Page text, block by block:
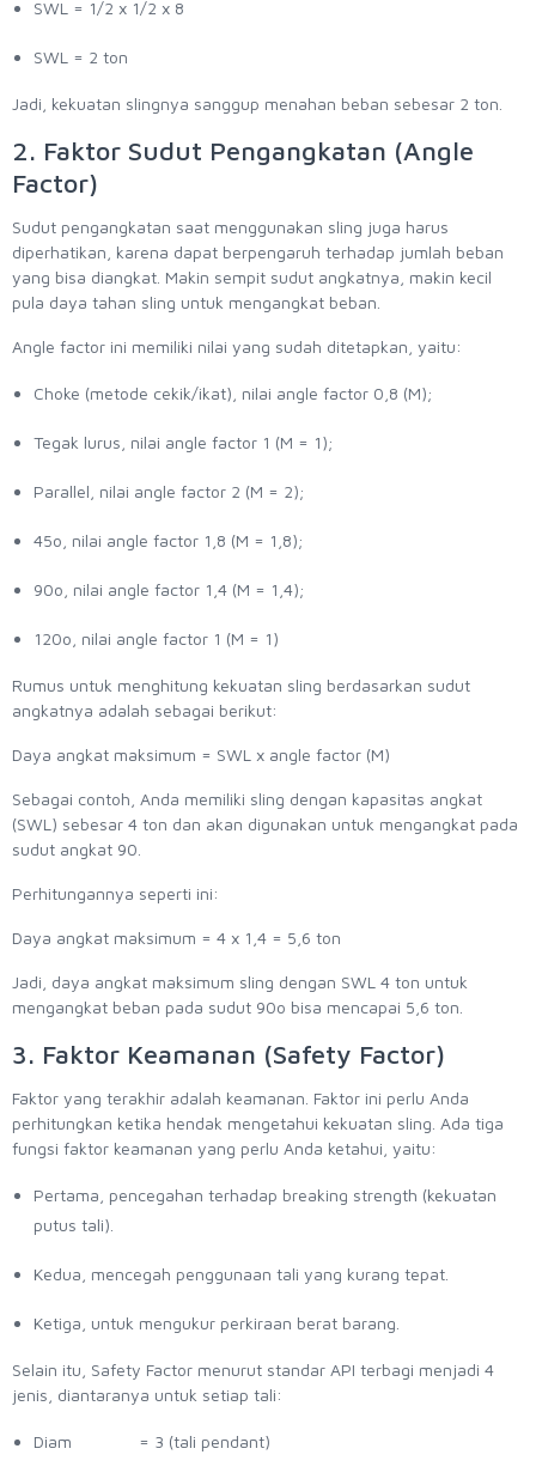
SWL = 1/2 x 1/2 x 8
SWL = 2 ton
Jadi, kekuatan slingnya sanggup menahan beban sebesar 2 ton.
2. Faktor Sudut Pengangkatan (Angle
Factor)
Sudut pengangkatan saat menggunakan sling juga harus
diperhatikan, karena dapat berpengaruh terhadap jumlah beban
yang bisa diangkat. Makin sempit sudut angkatnya, makin kecil
pula daya tahan sling untuk mengangkat beban.
Angle factor ini memiliki nilai yang sudah ditetapkan, yaitu:
Choke (metode cekik/ikat), nilai angle factor 0,8 (M);
Tegak lurus, nilai angle factor 1 (M = 1);
Parallel, nilai angle factor 2 (M = 2);
45o, nilai angle factor 1,8 (M = 1,8);
90o, nilai angle factor 1,4 (M = 1,4);
120o, nilai angle factor 1 (M = 1)
Rumus untuk menghitung kekuatan sling berdasarkan sudut
angkatnya adalah sebagai berikut:
Daya angkat maksimum = SWL x angle factor (M)
Sebagai contoh, Anda memiliki sling dengan kapasitas angkat
(SWL) sebesar 4 ton dan akan digunakan untuk mengangkat pada
sudut angkat 90.
Perhitungannya seperti ini:
Daya angkat maksimum = 4 x 1,4 = 5,6 ton
Jadi, daya angkat maksimum sling dengan SWL 4 ton untuk
mengangkat beban pada sudut 90o bisa mencapai 5,6 ton.
3. Faktor Keamanan (Safety Factor)
Faktor yang terakhir adalah keamanan. Faktor ini perlu Anda
perhitungkan ketika hendak mengetahui kekuatan sling. Ada tiga
fungsi faktor keamanan yang perlu Anda ketahui, yaitu:
Pertama, pencegahan terhadap breaking strength (kekuatan
putus tali).
Kedua, mencegah penggunaan tali yang kurang tepat.
Ketiga, untuk mengukur perkiraan berat barang.
Selain itu, Safety Factor menurut standar API terbagi menjadi 4
jenis, diantaranya untuk setiap tali:
Diam = 3 (tali pendant)